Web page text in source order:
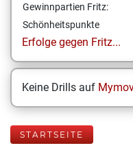
Gewinnpartien Fritz:
Schönheitspunkte
Erfolge gegen Fritz...
Keine Drills auf
STARTSEITE